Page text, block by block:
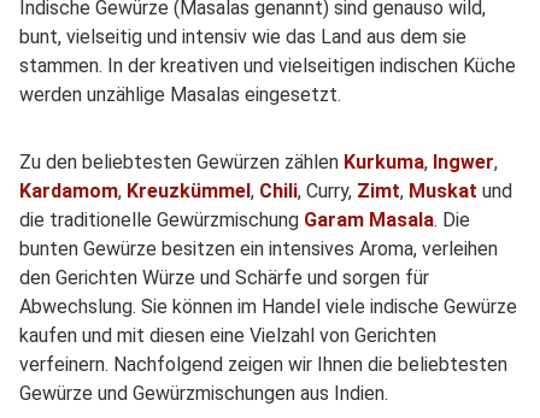
Indische Gewürze (Masalas genannt) sind genauso wild,
bunt, vielseitig und intensiv wie das Land aus dem sie
stammen. In der kreativen und vielseitigen indischen Küche
werden unzählige Masalas eingesetzt.
Zu den beliebtesten Gewürzen zählen Kurkuma, Ingwer,
Kardamom, Kreuzkümmel , Chili, Curry, Zimt, Muskat und
die traditionelle Gewürzmischung Garam Masala. Die
bunten Gewürze besitzen ein intensives Aroma, verleihen
den Gerichten Würze und Schärfe und sorgen für
Abwechslung. Sie können im Handel viele indische Gewürze
kaufen und mit diesen eine Vielzahl von Gerichten
verfeinern. Nachfolgend zeigen wir Ihnen die beliebtesten
Gewürze und Gewürzmischungen aus Indien.